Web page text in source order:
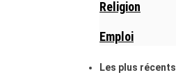
Religion
Emploi
Les plus récents